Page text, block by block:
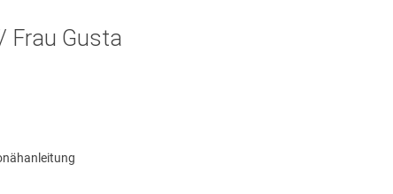
Frau Gusta